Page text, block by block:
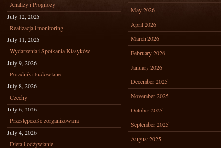
Analizy i Prognozy
July 12, 2026
Realizacja i monitoring
July 11, 2026
Wydarzenia i Spotkania Klasyków
July 9, 2026
Poradniki Budowlane
July 8, 2026
Czechy
July 6, 2026
Przestępczośc zorganizowana
July 4, 2026
Dieta i odżywianie
May 2026
April 2026
March 2026
February 2026
January 2026
December 2025
November 2025
October 2025
September 2025
August 2025